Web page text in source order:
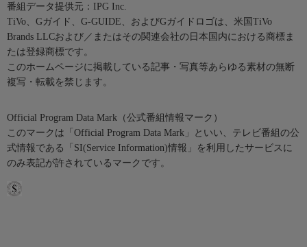
番組データ提供元：IPG Inc.
TiVo、Gガイド、G-GUIDE、およびGガイドロゴは、米国TiVo
Brands LLCおよび／またはその関連会社の日本国内における商標ま
たは登録商標です。
このホームページに掲載している記事・写真等あらゆる素材の無断
複写・転載を禁じます。
Official Program Data Mark（公式番組情報マーク）
このマークは「Official Program Data Mark」といい、テレビ番組の公
式情報である「SI(Service Information)情報」を利用したサービスに
のみ表記が許されているマークです。